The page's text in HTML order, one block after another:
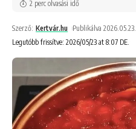
Legutóbb frissítve: 2026/05/23 at 8:07 DE.
Szerző: Kertvár.hu Publikálva 2026.05.23.
2 perc olvasási idő